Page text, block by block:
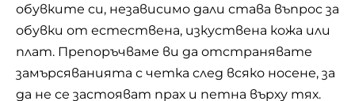
обувките си, независимо дали става въпрос за
обувки от естествена, изкуствена кожа или
плат. Препоръчваме ви да отстранявате
замърсяванията с четка след всяко носене, за
да не се застояват прах и петна върху тях.